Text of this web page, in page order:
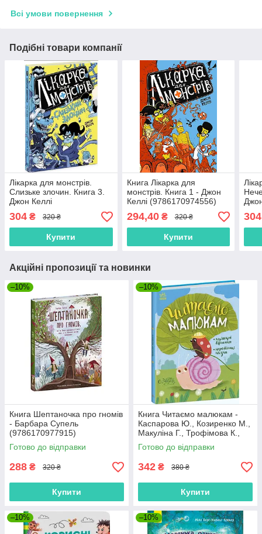
Всі умови повернення
Подібні товари компанії
Лікарка для монстрів.
Слизьке злочин. Книга 3.
Джон Келлі
(9786170974570)
304 ₴ 320 ₴
Купити
Книга Лікарка для
монстрів. Книга 1 - Джон
Келлі (9786170974556)
294,40₴ 320 ₴
Купити
304
Акційні пропозиції та новинки
–10%
Книга Шептаночка про гномів
- Барбара Супель
(9786170977915)
Готово до відправки
288 ₴ 320 ₴
Купити
–10%
Книга Читаємо малюкам -
Каспарова Ю., Козиренко М.,
Макуліна Г., Трофімова К.,
Юліта Ран (9786170976888)
Готово до відправки
342 ₴ 380 ₴
Купити
–10% –10%